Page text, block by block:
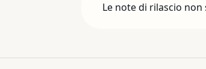
Le note di rilascio